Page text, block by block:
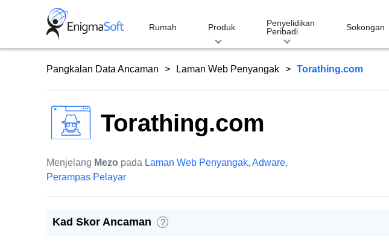
Rumah Produk
Penyelidikan
Peribadi
Sokongan
Pangkalan Data Ancaman Laman Web Penyangak Torathing.com
Torathing.com
Menjelang Mezo pada Laman Web Penyangak, Adware,
Perampas Pelayar
Kad Skor Ancaman ?